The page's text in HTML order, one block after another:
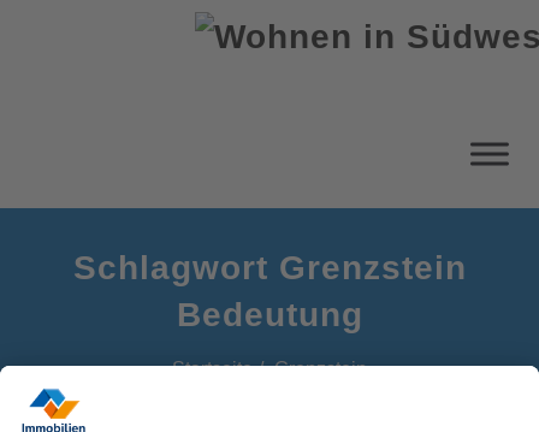
Schlagwort Grenzstein
Bedeutung
Startseite Grenzstein